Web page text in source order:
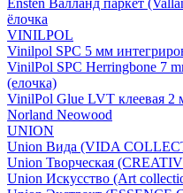
Ensten Валланд паркет
ёлочка
VINILPOL
Vinilpol SPC 5 мм
VinilPol SPC Herringbone 7
(елочка)
VinilPol Glue LVT клеевая 2
Norland Neowood
UNION
Union Вида (VIDA
Union Творческая
Union Искусство (Art